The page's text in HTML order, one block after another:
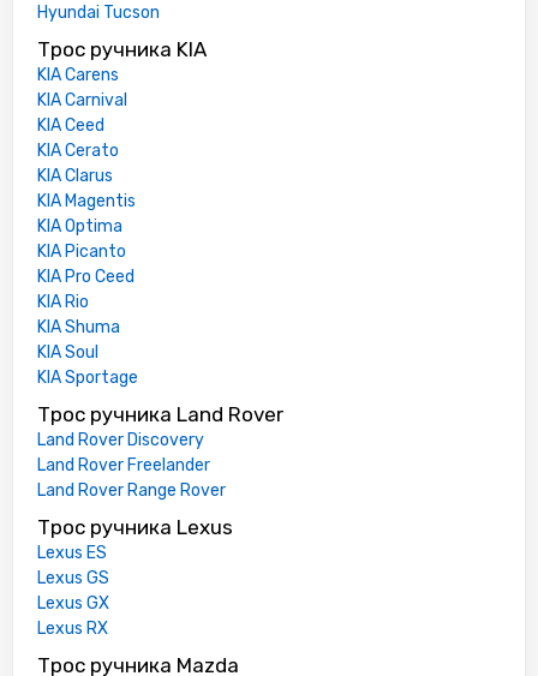
Hyundai Tucson
Трос ручника KIA
KIA Carens
KIA Carnival
KIA Ceed
KIA Cerato
KIA Clarus
KIA Magentis
KIA Optima
KIA Picanto
KIA Pro Ceed
KIA Rio
KIA Shuma
KIA Soul
KIA Sportage
Трос ручника Land Rover
Land Rover Discovery
Land Rover Freelander
Land Rover Range Rover
Трос ручника Lexus
Lexus ES
Lexus GS
Lexus GX
Lexus RX
Трос ручника Mazda